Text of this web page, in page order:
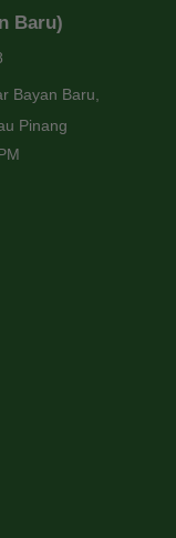
Baru)
Bayan Baru,
Pinang